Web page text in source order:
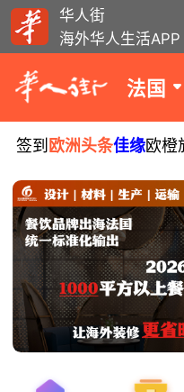
华人街
海外华人生活APP
法国
签到 欧洲头条佳缘欧橙